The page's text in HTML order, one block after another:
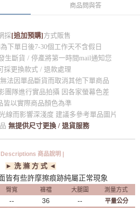
商品問與答
採[追加預購]方式販售
下單日後7-30個工作天不含假日
生斷貨 / 停產將第一時間mail通知您
採更換款式 / 退款處理
法因單品斷貨而取消其他下單商品
團隊進行實品拍攝 因各家螢幕色差
皆以實際商品顏色為準
線而影響深淺度 建議多參考單品圖片
無提供尺寸更換 / 退貨服務
Descriptions 商品說明 |
► 洗 滌 方 式 ◄
皆有些許摩擦痕跡純屬正常現象
臀寬 褲襠 大腿圍
測量方式
-- 36 --
平量公分